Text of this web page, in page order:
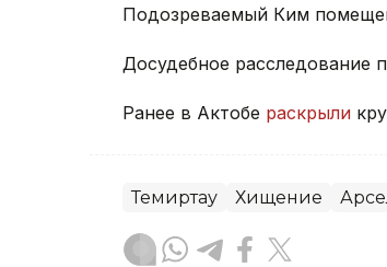
Подозреваемый Ким
Досудебное расследование
Ранее в Актобе раскрыли
Темиртау Хищение